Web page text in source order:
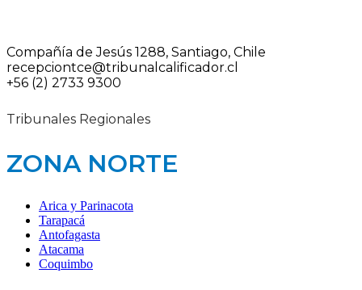
Compañía de Jesús 1288, Santiago, Chile
recepciontce@tribunalcalificador.cl
+56 (2) 2733 9300
Tribunales Regionales
ZONA NORTE
Arica y Parinacota
Tarapacá
Antofagasta
Atacama
Coquimbo